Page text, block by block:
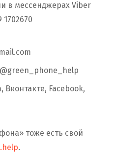
в мессенджерах Viber
1702670
Facebook,
тоже есть свой
.